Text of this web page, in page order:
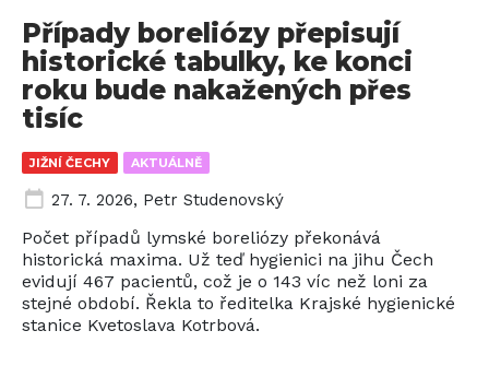
JIŽNÍ ČECHY AKTUÁLNĚ
Případy boreliózy přepisují
historické tabulky, ke konci
roku bude nakažených přes
tisíc
27. 7. 2026, Petr Studenovský
Počet případů lymské boreliózy překonává
historická maxima. Už teď hygienici na jihu Čech
evidují 467 pacientů, což je o 143 víc než loni za
stejné období. Řekla to ředitelka Krajské hygienické
stanice Kvetoslava Kotrbová.